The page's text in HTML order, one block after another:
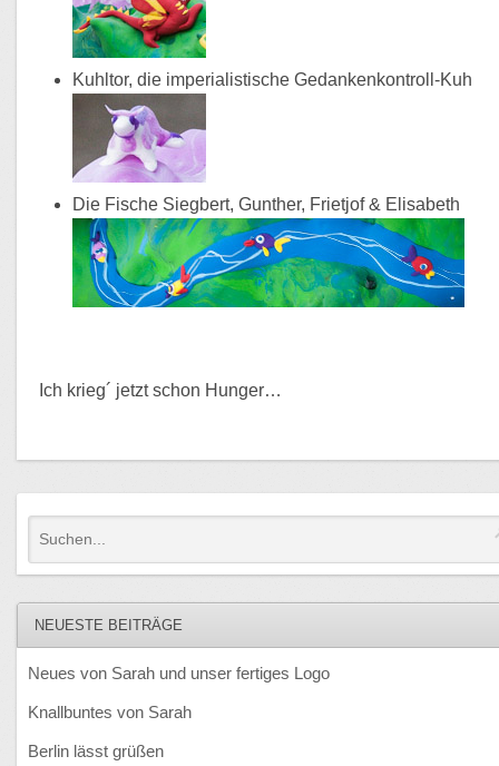
Kuhltor, die imperialistische Gedankenkontroll-Kuh
Die Fische Siegbert, Gunther, Frietjof & Elisabeth
Ich krieg´ jetzt schon Hunger…
NEUESTE BEITRÄGE
Neues von Sarah und unser fertiges Logo
Knallbuntes von Sarah
Berlin lässt grüßen